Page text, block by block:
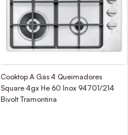
Cooktop A Gás 4 Queimadores
Square 4gx He 60 Inox 94701/214
Bivolt Tramontina